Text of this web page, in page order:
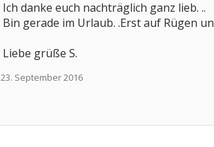
Ich danke euch nachträglich ganz lieb. ..
Bin gerade im Urlaub. .Erst auf Rügen
Liebe grüße S.
23. September 2016